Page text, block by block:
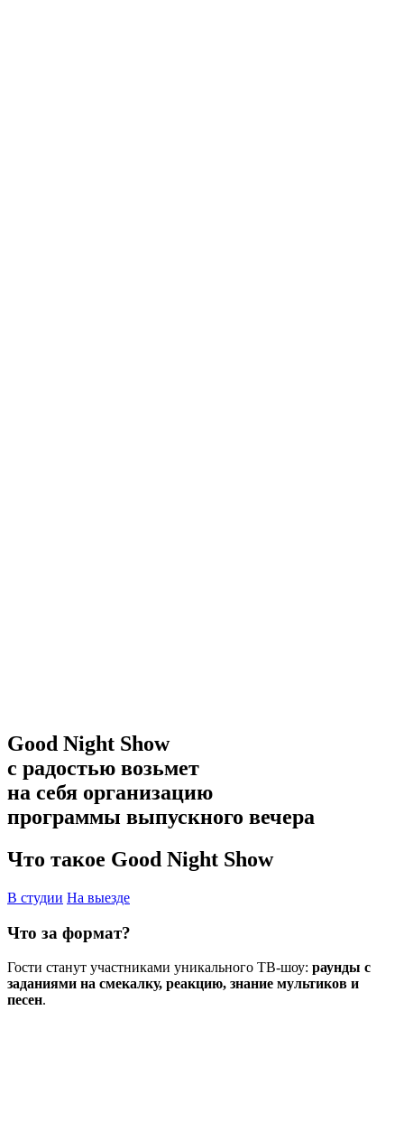
Good Night Show
с радостью возьмет
на себя организацию
программы выпускного вечера
Что такое Good Night Show
В студии На выезде
Что за формат?
Гости станут участниками уникального ТВ-шоу: раунды с
заданиями на смекалку, реакцию, знание мультиков и
песен.